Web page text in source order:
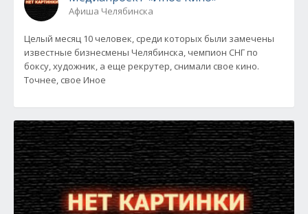
Афиша Челябинска
Целый месяц 10 человек, среди которых были замечены
известные бизнесмены Челябинска, чемпион СНГ по
боксу, художник, а еще рекрутер, снимали свое кино.
Точнее, свое Иное